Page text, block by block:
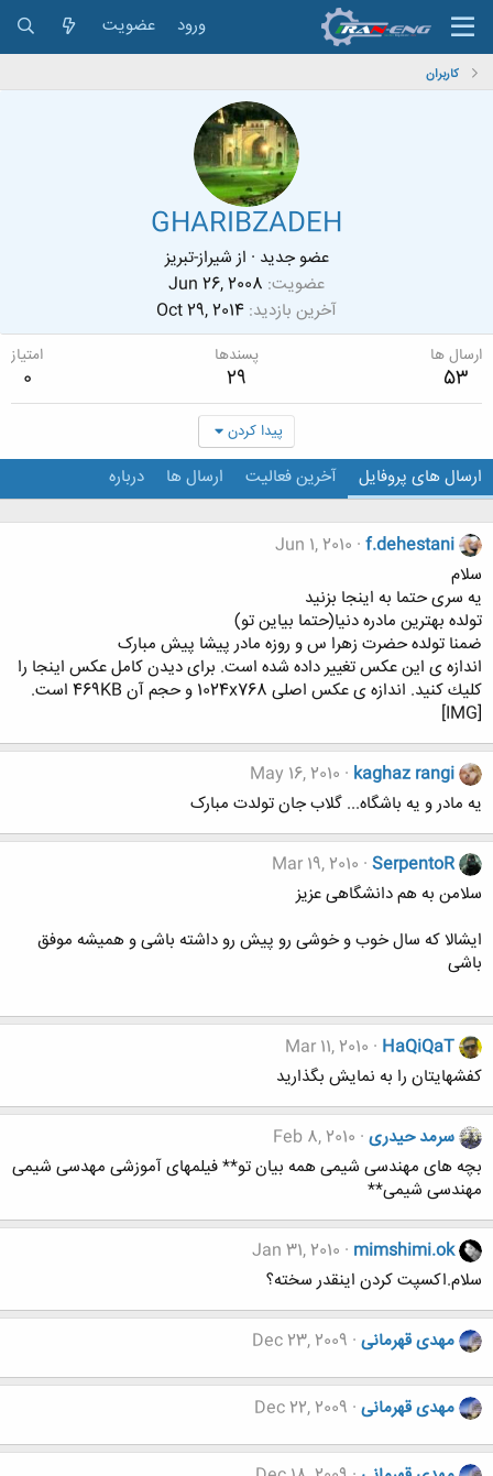
ورود عضویت
کاربران
GHARIBZADEH
عضو جدید · ازشیراز-تبریز
عضویت Jun 26, 2008
آخرین بازدید Oct 29, 2014
ارسال ها
53
پسندها
29
امتیاز
0
پیدا کردن
ارسال های پروفایل آخرین فعالیت ارسال ها درباره
f.dehestani
Jun 1, 2010
سلام
یه سری حتما به اینجا بزنید
تولده بهترین مادره دنیا(حتما بیاین تو)
ضمنا تولده حضرت زهرا س و روزه مادر پیشا پیش مبارک
اندازه ی اين عكس تغيير داده شده است. برای ديدن كامل عكس اينجا را
كليك كنيد. اندازه ی عكس اصلی 1024x768 و حجم آن 469KB است.
[IMG]
kaghaz rangi
May 16, 2010
یه مادر و یه باشگاه... گلاب جان تولدت مبارک
SerpentoR
Mar 19, 2010
سلامن به هم دانشگاهی عزیز
ایشالا که سال خوب و خوشی رو پیش رو داشته باشی و همیشه موفق
باشی
HaQiQaT
Mar 11, 2010
کفشهایتان را به نمایش بگذارید
سرمد حیدری Feb 8, 2010
بچه های مهندسی شیمی همه بیان تو** فیلمهای آموزشی مهدسی شیمی
مهندسی شیمی**
mimshimi.ok
Jan 31, 2010
سلام.اکسپت کردن اینقدر سخته؟
مهدی قهرمانی Dec 23, 2009
مهدی قهرمانی Dec 22, 2009